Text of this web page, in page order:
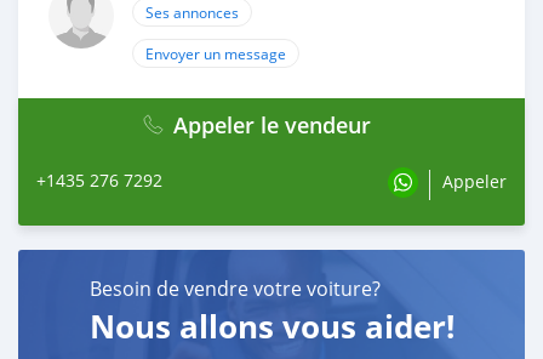
Ses annonces
Envoyer un message
Appeler le vendeur
+1435 276 7292 Appeler
Besoin de vendre votre voiture?
Nous allons vous aider!